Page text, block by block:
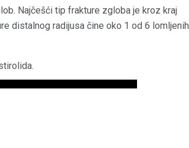
Najčešći tip frakture zgloba je kroz kraj
distalnog radijusa čine oko 1 od 6 lomljenih